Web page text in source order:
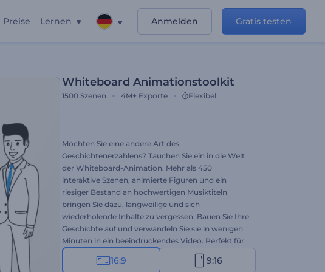
Preise Lernen Anmelden Gratis testen
Whiteboard Animationstoolkit
1500 Szenen 4M+ Exporte Flexibel
Möchten Sie eine andere Art des
Geschichtenerzählens? Tauchen Sie ein in die Welt
der Whiteboard-Animation. Mehr als 450
interaktive Szenen, animierte Figuren und ein
riesiger Bestand an hochwertigen Musiktiteln
bringen Sie dazu, langweilige und sich
wiederholende Inhalte zu vergessen. Bauen Sie Ihre
Geschichte auf und verwandeln Sie sie in wenigen
Minuten in ein beeindruckendes Video. Perfekt für
Geschäftseinführungen, animierte Werbespots,
Erklärvideos, Werbung und vieles mehr. Klingt
16:9 9:16